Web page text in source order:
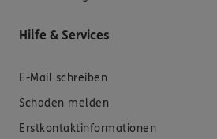
Hilfe & Services
E-Mail schreiben
Schaden melden
Erstkontaktinformationen